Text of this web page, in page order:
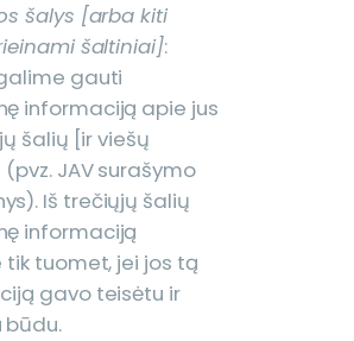
šalys [arba kiti
šaltiniai]:
gauti
informaciją apie jus
šalių [ir viešų
JAV surašymo
Iš trečiųjų šalių
informaciją
tik tuomet, jei jos tą
gavo teisėtu ir
būdu.